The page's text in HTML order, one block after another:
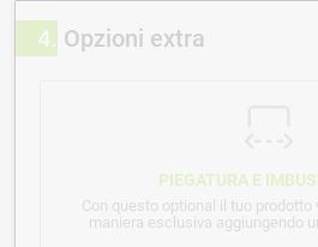
4 Opzioni extra
PIEGATURA E
Con questo optional il tuo
maniera esclusiva aggiungendo